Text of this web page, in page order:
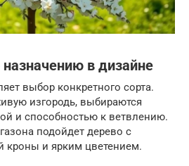
в дизайне
выбор конкретного сорта.
изгородь, выбираются
и способностью к ветвлению.
подойдет дерево с
кроны и ярким цветением.